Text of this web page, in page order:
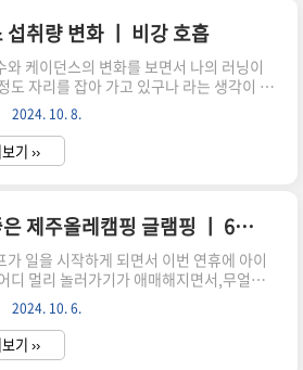
4~50분 정도가 소요됩니다.평화로를 거쳐
록 방향으로 내려가서 더 들어가야 하는 한
위치하고 있어서,생각보다 멀게 느껴졌습
하르방 캠핑장 · 제주특별자치도 제주시
청수리 21304.2 ★ · 캠핑장
그래서 전날 밤에 미리 짐을 다
고,근처에서 점심을 먹을 ..
취량 변화 ㅣ 비강 호흡
와 케이던스의 변화를 보면서 나의 러닝이
도 자리를 잡아 가고 있구나 라는 생각이 들
난 번 데이터를 수집했던 구간의 또 다른 데
뽑아 봤습니다. 바로 최대 산소 섭취량 인데
산소 섭취량은 운동 중 마시는 산소의 양
체중과 운동 시간(분)으로 나눈 값 입니다.
고 합니다. 저는 삼성헬스 앱을 통해서 심박
최대 산소 섭취량을 측정을 하고 있어,해당 데
통해서 그 동안의 변화를 살펴 보려고 합니
산소 섭취량과 런닝의 관계최대 산소 섭취
서 말한 것처럼,운동 중 마시는 산소의 양을
는데요 심장이 강해질수록 또 다리 근육이
공급받은 ..
2024. 10. 8.
기 ››
애월 아이와 가기 좋은 제주올레캠핑 글램핑 ㅣ 6번 데크 이용후기
가 일을 시작하게 되면서 이번 연휴에 아이
디 멀리 놀러가기가 애매해지면서,무얼할
을 많이 했습니다. 다행히 이런 저런 이벤트
기는 바람에 1일, 3일 연휴를 그냥 집에서
됐는데,아이들과 아무것도 못한게 조금은
서 급하게 캠핑을 준비 했네요. 비 예보가 있
2024. 10. 6.
기 ››